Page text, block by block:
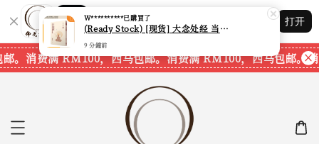
Shopping: 追踪您的订单
您信赖的商店
打开
。消费满 RM100，西马包邮。消费满 RM100，西马包邮。消